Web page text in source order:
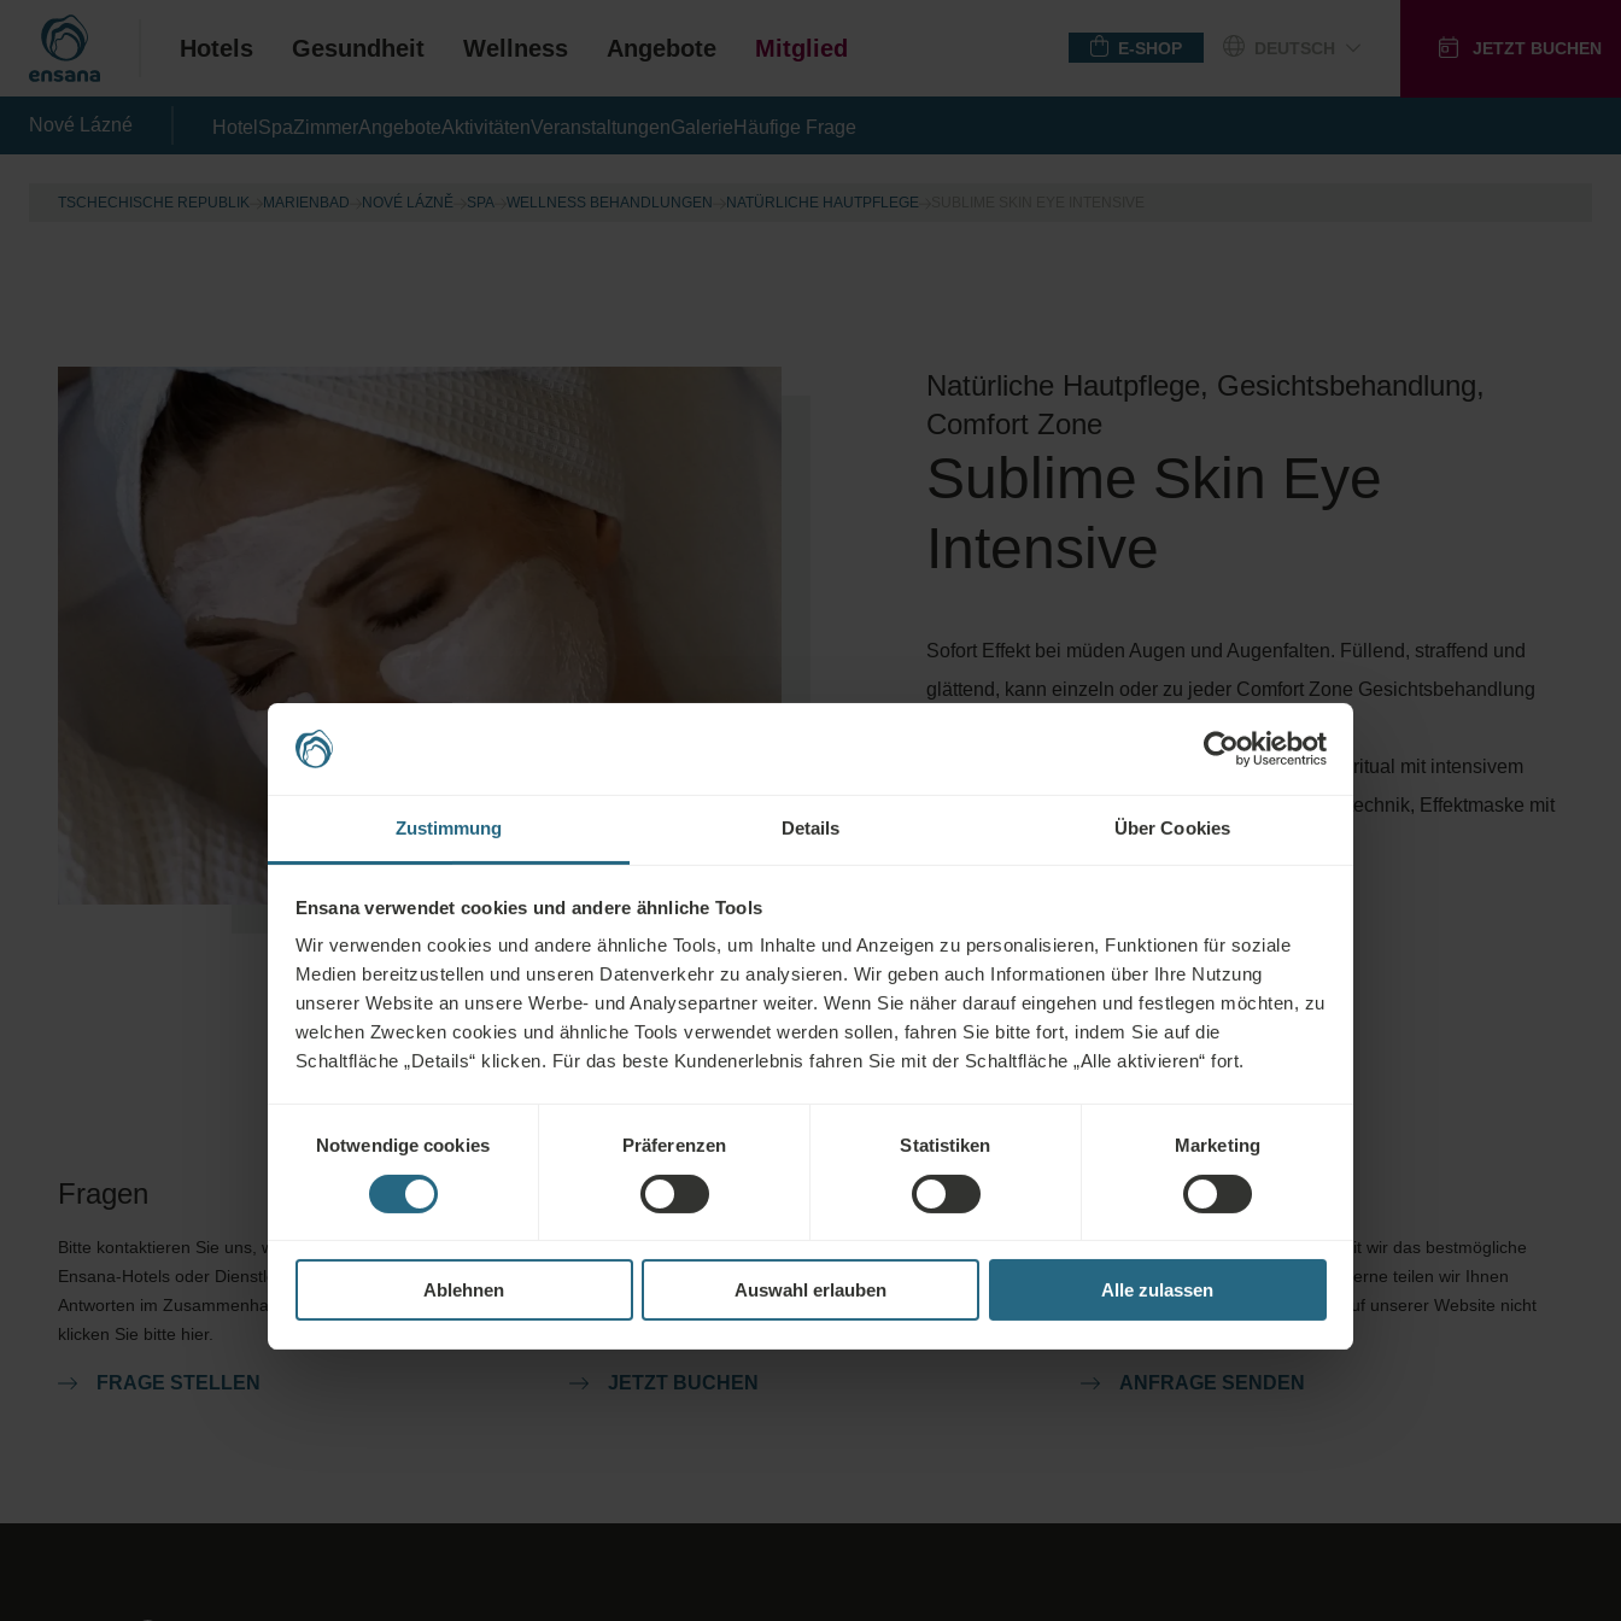
Zustimmung Details Über Cookies
Ensana verwendet cookies und andere ähnliche Tools
Wir verwenden cookies und andere ähnliche Tools, um Inhalte und Anzeigen zu personalisieren, Funktionen für soziale
Medien bereitzustellen und unseren Datenverkehr zu analysieren. Wir geben auch Informationen über Ihre Nutzung
unserer Website an unsere Werbe- und Analysepartner weiter. Wenn Sie näher darauf eingehen und festlegen möchten, zu
welchen Zwecken cookies und ähnliche Tools verwendet werden sollen, fahren Sie bitte fort, indem Sie auf die
Schaltfläche „Details“ klicken. Für das beste Kundenerlebnis fahren Sie mit der Schaltfläche „Alle aktivieren“ fort.
Notwendige cookies
Präferenzen Statistiken Marketing
Ablehnen Auswahl erlauben Alle zulassen
Hotels Gesundheit Wellness Angebote Mitgliedschaft E-SHOP JETZT BUCHEN
Nové Lázné Hotel SpaZimmerAngeboteAktivitätenVeranstaltungenGalerie Häufige Frage
TSCHECHISCHE REPUBLIK MARIENBAD NOVÉ LÁZNĚ SPA WELLNESS BEHANDLUNGEN NATÜRLICHE HAUTPFLEGE
Natürliche Hautpflege, Gesichtsbehandlung,
Comfort Zone
Sublime Skin Eye
Intensive
Sofort Effekt bei müden Augen und Augenfalten. Füllend, straffend und
glättend, kann einzeln oder zu jeder Comfort Zone Gesichtsbehandlung
Ruhe-Begrüßungsritual, wesentliches Reinigungsritual mit intensivem
Peeling, Wirkstoffkonzentrat, Anti-Aging-Massagetechnik, Effektmaske mit
Fragen
Bitte kontaktieren Sie uns, wenn Sie Fragen zu unseren
Ensana-Hotels oder Dienstleistungen haben. Für Fragen und
Antworten im Zusammenhang mit unserem Treueprogramm
klicken Sie bitte hier.
FRAGE STELLEN
Buchungen
JETZT BUCHEN
Anfragen
Schicken Sie uns Ihre Anfrage, damit wir das bestmögliche
Angebot für Sie erstellen können. Gerne teilen wir Ihnen
weitere Informationen mit, die Sie auf unserer Website nicht
ANFRAGE SENDEN